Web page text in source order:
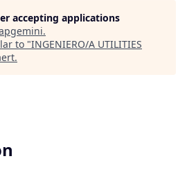
accepting applications
.
to "INGENIERO/A UTILITIES
.